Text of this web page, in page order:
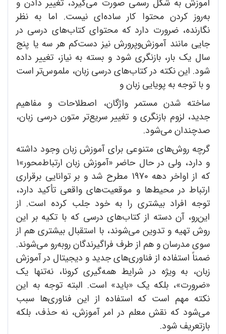
آموزش به شکل رسمی صورت می‌گیرد، تغییر دادن و
به‌روز کردن محتوا کار ساده‌ای نیست. اما به نظر
نگارنده، ضرورت دارد که محتوای کتاب‌های درسی در
جایی مانند آموزش‌وپرورش نیز دست‌کم هر سه یا پنج
سال یک بار، بازنگری شود و بسته به نیاز، تغییر داده
شود. این نکته در کتاب‌های درسی زبان، ملموس‌تر است
و با توجه به پویایی زبان و
ساخته ‌شدن مستمر واژگان، اصطلاحات و مفاهیم
جدید، لزوم بازنگری و تغییر سریع‌تر متون درسی زبان،
صدچندان می‌شود.
گرچه روش‌های متنوعی برای آموزش زبان وجود داشته
و دارد، ولی در حال حاضر «آموزش زبان ارتباط‌محور»1
که از اواخر دهه 1970 مطرح شد و بر توانایی برقراری
ارتباط در محیط‌ها و موقعیت‌های واقعی تأکید دارد،
توجه افراد بیشتری را به خود جلب کرده است. از
این‌رو، آن دسته از کتاب‌های درسی که با تکیه بر این
روش تهیه و تدوین می‌شوند، با استقبال بیشتری هم از
سوی مدرسان و هم از طرف فراگیرندگان رو‌به‌رو می‌شوند.
ضمناً استفاده از فناوری‌های جدید و دیجیتال در آموزش
زبان، به ویژه در شرایط همه‌گیری کرونا، نه‌تنها یک
«ضرورت»، بلکه یک «باید» است. البته توجه به این
نکته مهم است که استفاده از این فناوری‌ها سبب
می‌شود که نقش معلم در امر آموزش، نه حذف، بلکه
بازتعریف شود.